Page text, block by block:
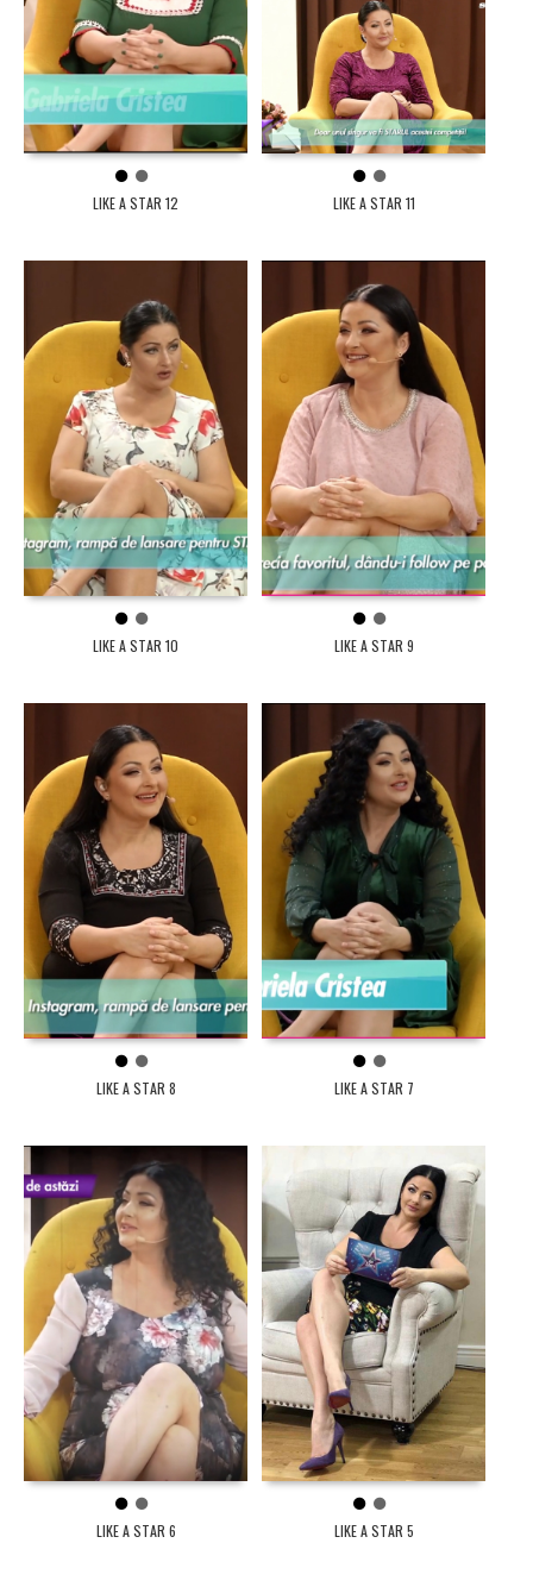
1 2
LIKE A STAR 12
1 2
LIKE A STAR 11
1 2
LIKE A STAR 10
1 2
LIKE A STAR 9
1 2
LIKE A STAR 8
1 2
LIKE A STAR 7
1 2
LIKE A STAR 6
1 2
LIKE A STAR 5